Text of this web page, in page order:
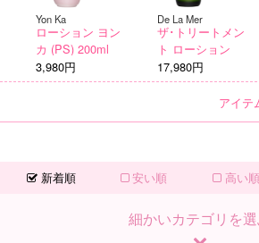
Yon Ka
ローション ヨン
カ (PS) 200ml
3,980円
De La Mer
ザ･トリートメン
ト ローション
17,980円
アイテ
新着順 安い順 高い順
細かいカテゴリを